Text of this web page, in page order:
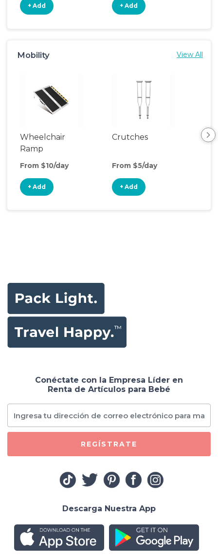
+ Add + Add
Mobility View All
Wheelchair
Ramp
From $10/day
+ Add
Crutches
From $5/day
+ Add
Conéctate con la Empresa Líder en
Renta de Artículos para Bebé
REGÍSTRATE
Descarga Nuestra App